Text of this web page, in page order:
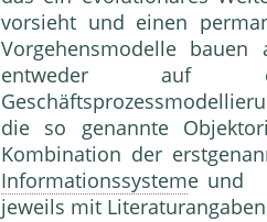
vorsieht und einen
Vorgehensmodelle
entweder auf
die so genannte
Kombination der
Informationssysteme und
je­weils mit